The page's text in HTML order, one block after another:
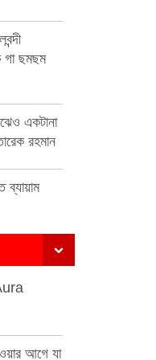
গা ছমছম
একটানা
রহমান
ব্যায়াম
আগে যা